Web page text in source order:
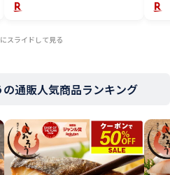
スライドして見る
通販人気商品ランキング